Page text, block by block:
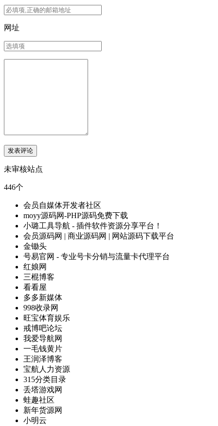
网址
未审核站点
446个
会员自媒体开发者社区
moyy源码网-PHP源码免费下载
小璐工具导航 - 插件软件资源分享平台！
会员源码网 | 商业源码网 | 网站源码下载平台
金锄头
号易官网 - 专业号卡分销与流量卡代理平台
红娘网
三棍博客
看看屋
多多新媒体
998收录网
旺宝体育娱乐
戒博吧论坛
我爱导航网
一毛钱黄片
王润泽博客
宝航人力资源
315分类目录
丢塔游戏网
蛙趣社区
新年货源网
小明云